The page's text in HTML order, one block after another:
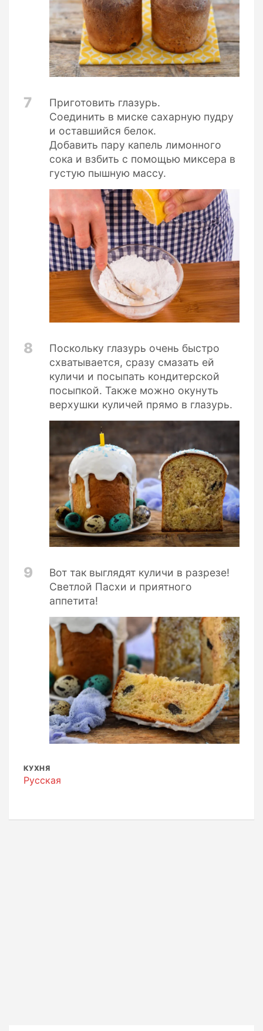
7
Приготовить глазурь.
Соединить в миске сахарную пудру
и оставшийся белок.
Добавить пару капель лимонного
сока и взбить с помощью миксера в
густую пышную массу.
8
Поскольку глазурь очень быстро
схватывается, сразу смазать ей
куличи и посыпать кондитерской
посыпкой. Также можно окунуть
верхушки куличей прямо в глазурь.
9
Вот так выглядят куличи в разрезе!
Светлой Пасхи и приятного
аппетита!
КУХНЯ
Русская